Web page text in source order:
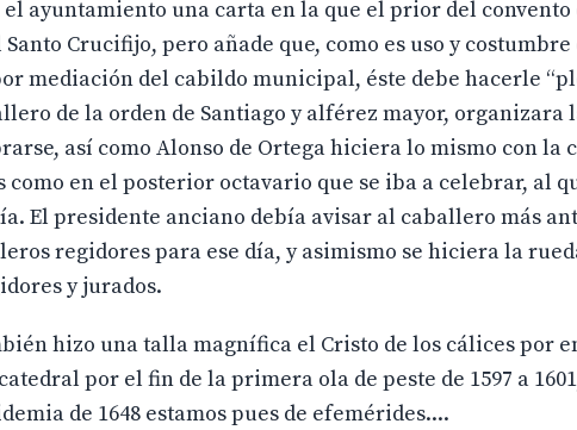
el ayuntamiento una carta en la que el prior del convento
Crucifijo, pero añade que, como es uso y
mediación del cabildo municipal, éste debe hacerle
de la orden de Santiago y alférez mayor,
así como Alonso de Ortega hiciera lo mismo con la
como en el posterior octavario que se iba a celebrar, al
El presidente anciano debía avisar al caballero más
regidores para ese día, y asimismo se hiciera la
y jurados.
hizo una talla magnífica el Cristo de los cálices por
por el fin de la primera ola de peste de 1597 a
de 1648 estamos pues de efemérides....